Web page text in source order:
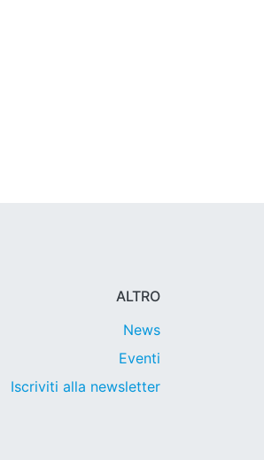
ALTRO
News
Eventi
Iscriviti alla newsletter